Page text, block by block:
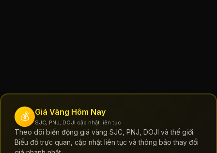
💰 Giá Vàng Hôm Nay
SJC, PNJ, DOJI cập nhật liên tục
Theo dõi biến động giá vàng SJC, PNJ, DOJI và thế giới.
Biểu đồ trực quan, cập nhật liên tục và thông báo thay đổi